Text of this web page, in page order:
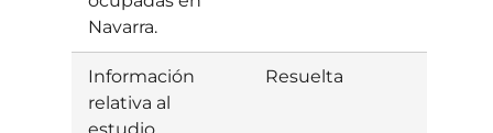
Navarra.
Información
relativa al
estudio
Resuelta